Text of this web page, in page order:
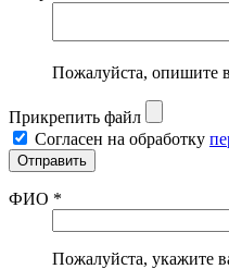
Пожалуйста, опишите
Прикрепить файл
Согласен на обработку
ФИО *
Пожалуйста, укажите